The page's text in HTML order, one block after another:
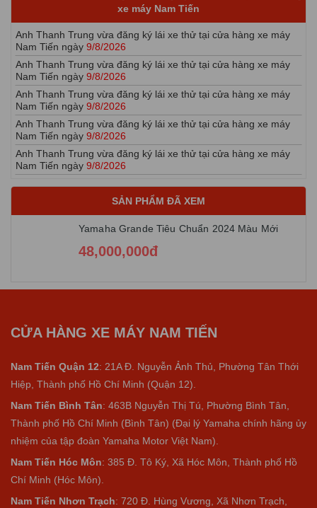
xe máy Nam Tiến
Anh Thanh Trung vừa đăng ký lái xe thử tại cửa hàng xe máy
Anh Thanh Trung vừa đăng ký lái xe thử tại cửa hàng xe máy
Nam Tiến ngày 9/8/2026
Anh Thanh Trung vừa đăng ký lái xe thử tại cửa hàng xe máy
Nam Tiến ngày 9/8/2026
Anh Thanh Trung vừa đăng ký lái xe thử tại cửa hàng xe máy
Nam Tiến ngày 9/8/2026
Anh Thanh Trung vừa đăng ký lái xe thử tại cửa hàng xe máy
Nam Tiến ngày 9/8/2026
Anh Thanh Trung vừa đăng ký lái xe thử tại cửa hàng xe máy
Nam Tiến ngày 9/8/2026
9/8/2026
Anh Thanh Trung vừa đăng ký lái xe thử tại cửa hàng xe máy
Nam Tiến ngày9/8/2026
Nam Tiến ngày9/8/2026
Anh Thanh Trung vừa đăng ký lái xe thử tại cửa hàng xe máy
SẢN PHẨM ĐÃ XEM
Yamaha Grande Tiêu Chuẩn 2024 Màu Mới
48,000,000đ
CỬA HÀNG XE MÁY NAM TIẾN
Nam Tiến Quận 12: 21A Đ. Nguyễn Ảnh Thủ, Phường Tân Thới
Hiệp, Thành phố Hồ Chí Minh (Quận 12).
Nam Tiến Bình Tân: 463B Nguyễn Thị Tú, Phường Bình Tân,
Thành phố Hồ Chí Minh (Bình Tân) (Đại lý Yamaha chính hãng ủy
nhiệm của tập đoàn Yamaha Motor Việt Nam).
Nam Tiến Hóc Môn: 385 Đ. Tô Ký, Xã Hóc Môn, Thành phố Hồ
Chí Minh (Hóc Môn).
Nam Tiến Nhơn Trạch: 720 Đ. Hùng Vương, Xã Nhơn Trạch,